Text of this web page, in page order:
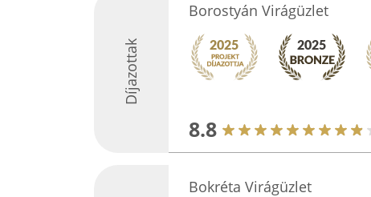
Díjazottak
Borostyán Virágüzlet
8.8
Bokréta Virágüzlet